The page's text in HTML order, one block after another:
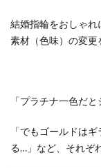
結婚指輪をおしゃ
素材（色味）の変更
「プラチナ一色だ
「でもゴールドは
る…」など、それぞ